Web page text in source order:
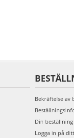
Bekräftelse av
Din beställning
Logga in på